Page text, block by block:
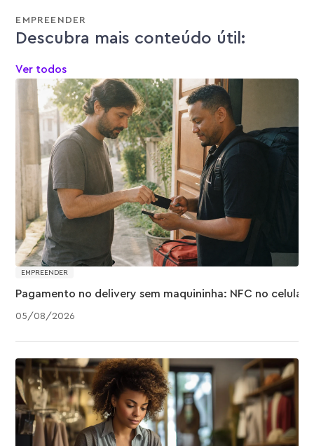
EMPREENDER
Descubra mais conteúdo útil:
Ver todos
EMPREENDER
05/08/2026
Pagamento no delivery sem maquininha: NFC no celular